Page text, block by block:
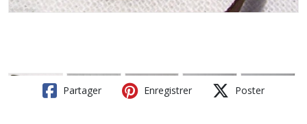
Partager Enregistrer Poster